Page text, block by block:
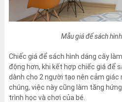
Mẫu giá để sách
Chiếc giá để sách hình dáng cây
động hơn, khi kết hợp chiếc giá để
dành cho 2 người tạo nên cảm
chúng, việc này cũng làm tăng
trình học và chơi của bé.